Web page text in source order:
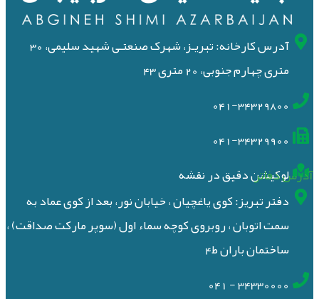
آدرس کارخانه: تبریـز، شهرک صنعتـی شهید سلیمی، 30
متری چهارم جنوبی، 20 متری 43
041-34329800
041-34329900
لوکیشن دقیق در نقشه
آدرس دفاتر
دفتر تبریز: کوی یاغچیان ، خیابان نور، بعد از کوی عماد به
سمت اتوبان ، روبروی کوچه سماء اول (سوپر مارکت صداقت) ،
ساختمان باران ط4
34330000 - 041